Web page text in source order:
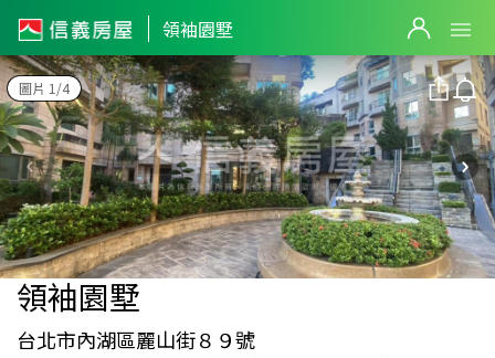
領袖園墅
圖片 1/4
領袖園墅
台北市內湖區麗山街８９號